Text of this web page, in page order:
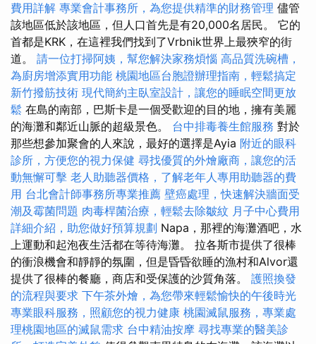
費用詳解 專業會計事務所，為您提供精準的財務管理 儘管
該地區低於該地區，但人口首先是有20,000名居民。 它的
首都是KRK，在這裡我們找到了Vrbnik世界上最狹窄的街
道。 請一位打掃阿姨，幫您解決家務煩惱 高品質洗碗槽，
為廚房增添實用功能 桃園地區台胞證辦理指南，輕鬆搞定
新竹撥筋技術 現代簡約主臥室設計，讓您的睡眠空間更放
鬆 在島的南部，巴斯卡是一個受歡迎的目的地，擁有美麗
的海灘和鄰近山脈的超級景色。 台中排毒養生館服務 對於
那些想參加聚會的人來說，最好的選擇是Ayia 附近的眼科
診所，方便您的視力保健 尋找優質的外燴廠商，讓您的活
動無懈可擊 老人助聽器價格，了解老年人專用助聽器的費
用 台北會計師事務所專業推薦 壁癌處理，快速解決牆面受
潮及霉菌問題 肉毒桿菌治療，輕鬆去除皺紋 月子中心費用
詳細介紹，助您做好預算規劃 Napa，那裡的海灘酒吧，水
上運動和起泡夜生活都在等待海灘。 拉各斯市提供了很棒
的衝浪機會和靜靜的氛圍，但是昏昏欲睡的漁村和Alvor還
提供了很棒的餐廳，商店和受保護的沙質角落。 護照換發
的流程與要求 下午茶外燴，為您帶來輕鬆愉快的午後時光
專業眼科服務，照顧您的視力健康 桃園滅鼠服務，專業處
理桃園地區的滅鼠需求 台中精油按摩 尋找專業的醫美診